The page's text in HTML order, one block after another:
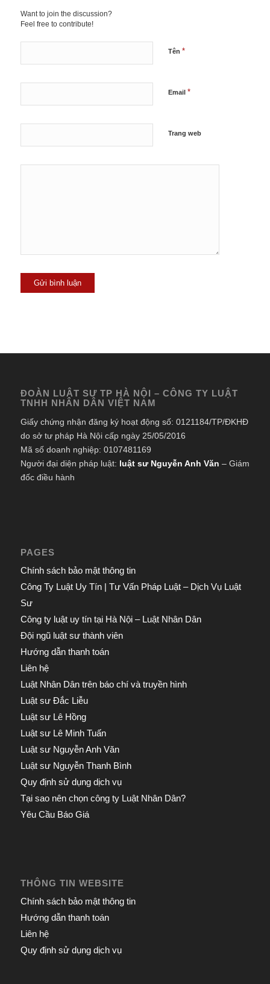
Want to join the discussion?
Feel free to contribute!
Tên *
Email *
Trang web
ĐOÀN LUẬT SƯ TP HÀ NỘI – CÔNG TY LUẬT
TNHH NHÂN DÂN VIỆT NAM
Giấy chứng nhận đăng ký hoạt động số: 0121184/TP/ĐKHĐ
do sở tư pháp Hà Nội cấp ngày 25/05/2016
Mã số doanh nghiệp: 0107481169
Người đại diện pháp luật: luật sư Nguyễn Anh Văn – Giám
đốc điều hành
PAGES
Chính sách bảo mật thông tin
Công Ty Luật Uy Tín | Tư Vấn Pháp Luật – Dịch Vụ Luật
Sư
Công ty luật uy tín tại Hà Nội – Luật Nhân Dân
Đội ngũ luật sư thành viên
Hướng dẫn thanh toán
Liên hệ
Luật Nhân Dân trên báo chí và truyền hình
Luật sư Đắc Liễu
Luật sư Lê Hồng
Luật sư Lê Minh Tuấn
Luật sư Nguyễn Anh Văn
Luật sư Nguyễn Thanh Bình
Quy định sử dụng dịch vụ
Tại sao nên chọn công ty Luật Nhân Dân?
Yêu Cầu Báo Giá
THÔNG TIN WEBSITE
Chính sách bảo mật thông tin
Hướng dẫn thanh toán
Liên hệ
Quy định sử dụng dịch vụ